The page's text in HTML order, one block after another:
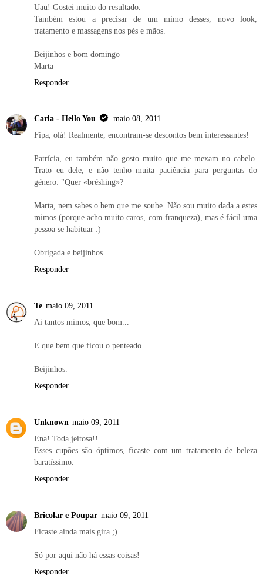
Uau! Gostei muito do resultado.
Também estou a precisar de um mimo desses, novo look,
tratamento e massagens nos pés e mãos.
Beijinhos e bom domingo
Marta
Responder
Carla - Hello You
maio 08, 2011
Fipa, olá! Realmente, encontram-se descontos bem interessantes!
Patrícia, eu também não gosto muito que me mexam no cabelo.
Trato eu dele, e não tenho muita paciência para perguntas do
género: "Quer «bréshing»?
Marta, nem sabes o bem que me soube. Não sou muito dada a estes
mimos (porque acho muito caros, com franqueza), mas é fácil uma
pessoa se habituar :)
Obrigada e beijinhos
Responder
Te maio 09, 2011
Ai tantos mimos, que bom...
E que bem que ficou o penteado.
Beijinhos.
Responder
Unknown maio 09, 2011
Ena! Toda jeitosa!!
Esses cupões são óptimos, ficaste com um tratamento de beleza
baratíssimo.
Responder
Bricolar e Poupar maio 09, 2011
Ficaste ainda mais gira ;)
Só por aqui não há essas coisas!
Responder